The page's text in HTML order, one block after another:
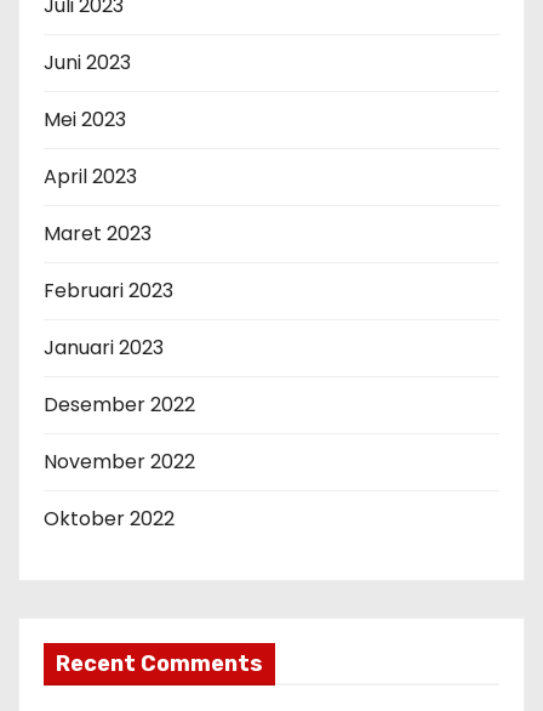
Juni 2023
Mei 2023
April 2023
Maret 2023
Februari 2023
Januari 2023
Desember 2022
November 2022
Oktober 2022
Recent Comments